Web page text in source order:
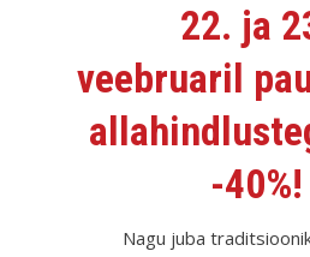
22. ja
veebruaril
-40%!
Nagu juba